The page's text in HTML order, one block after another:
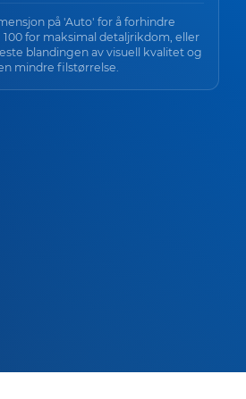
på 'Auto' for å forhindre
for maksimal detaljrikdom, eller
blandingen av visuell kvalitet og
mindre filstørrelse.